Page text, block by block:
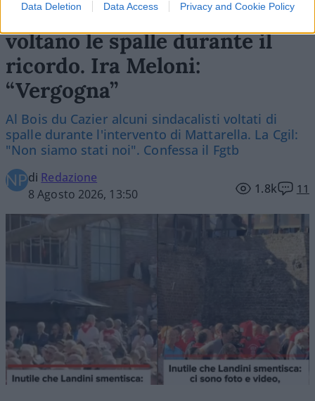
Data Deletion Data Access Privacy and Cookie Policy
Marcinelle, i sindadati
voltano le spalle durante il
ricordo. Ira Meloni:
“Vergogna”
Al Bois du Cazier alcuni sindacalisti voltati di
spalle durante l'intervento di Mattarella. La Cgil:
"Non siamo stati noi". Confessa il Fgtb
di Redazione
8 Agosto 2026, 13:50
1.8k 11